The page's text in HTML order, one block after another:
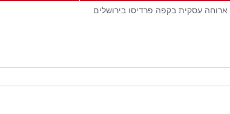
עסקית בקפה פרדיסו בירושלים